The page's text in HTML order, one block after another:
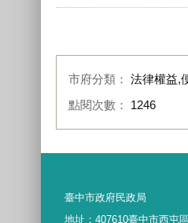
市府分類： 法律權益,
點閱次數： 1246
臺中市政府民政局
地址： 407610臺中市西屯